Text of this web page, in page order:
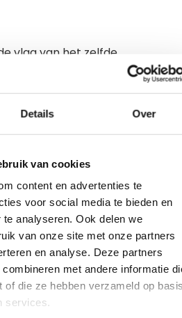
Details Over
van cookies
content en advertenties te
voor social media te bieden en
analyseren. Ook delen we
van onze site met onze partners
en analyse. Deze partners
met andere informatie
of die ze hebben verzameld op
services.
vlag van het zelfde
gehouden wit is lichtgrijs en
maar prima prijs
vier jaar een frisse nieuwe